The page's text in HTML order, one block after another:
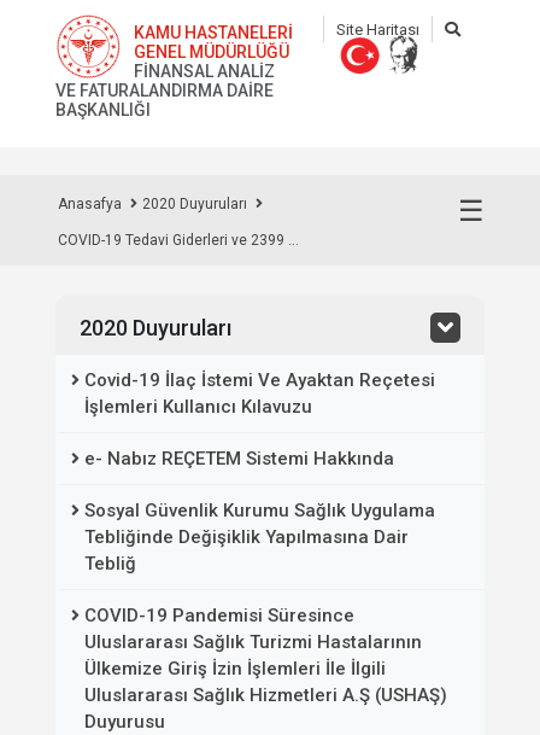
KAMU HASTANELERİ
GENEL MÜDÜRLÜĞÜ
FİNANSAL ANALİZ
VE FATURALANDIRMA DAİRE
BAŞKANLIĞI
Site Haritası
☰
Anasafya 2020 Duyuruları
COVID-19 Tedavi Giderleri ve 2399 ...
2020 Duyuruları
Covid-19 İlaç İstemi Ve Ayaktan Reçetesi
İşlemleri Kullanıcı Kılavuzu
e- Nabız REÇETEM Sistemi Hakkında
Sosyal Güvenlik Kurumu Sağlık Uygulama
Tebliğinde Değişiklik Yapılmasına Dair
Tebliğ
COVID-19 Pandemisi Süresince
Uluslararası Sağlık Turizmi Hastalarının
Ülkemize Giriş İzin İşlemleri İle İlgili
Uluslararası Sağlık Hizmetleri A.Ş (USHAŞ)
Duyurusu